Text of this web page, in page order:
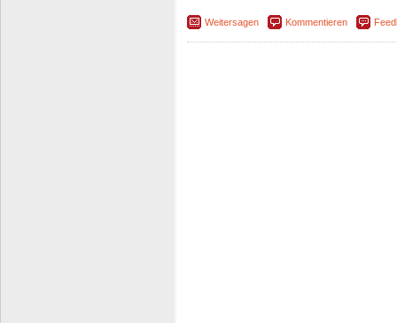
Weitersagen Kommentieren